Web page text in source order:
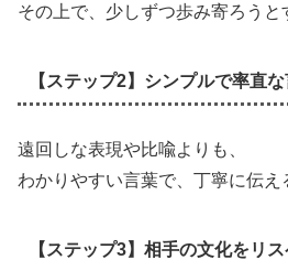
その上で、少しずつ歩み寄ろうと
【ステップ2】シンプルで率直
遠回しな表現や比喩よりも、
わかりやすい言葉で、丁寧に伝え
【ステップ3】相手の文化をリ